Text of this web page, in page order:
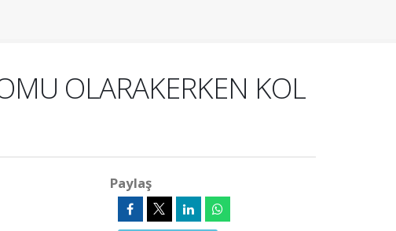
OLARAKERKEN KOL
Paylaş